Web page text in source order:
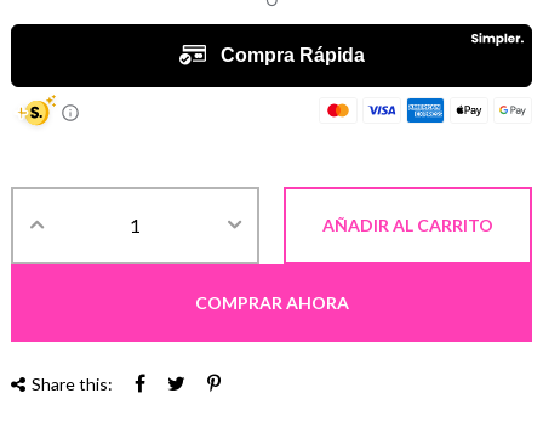
AÑADIR AL CARRITO
COMPRAR AHORA
Share this: